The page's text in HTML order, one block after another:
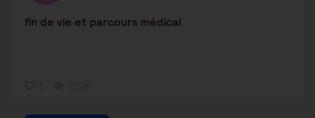
fin de vie et parcours médical